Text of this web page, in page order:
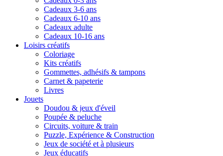
Cadeaux 3-6 ans
Cadeaux 6-10 ans
Cadeaux adulte
Cadeaux 10-16 ans
Loisirs créatifs
Coloriage
Kits créatifs
Gommettes, adhésifs & tampons
Carnet & papeterie
Livres
Jouets
Doudou & jeux d'éveil
Poupée & peluche
Circuits, voiture & train
Puzzle, Expérience & Construction
Jeux de société et à plusieurs
Jeux éducatifs